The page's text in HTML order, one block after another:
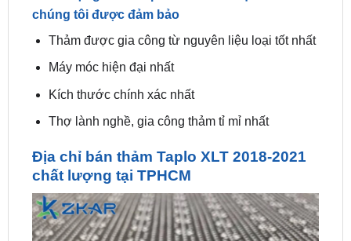
Địa chỉ bán thảm Taplo XLT 2018-2021